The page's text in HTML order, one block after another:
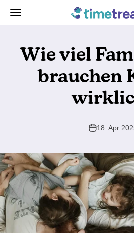
Navigationsmenü öffnen
TimeTreat
Wie viel
brauchen
18. Apr